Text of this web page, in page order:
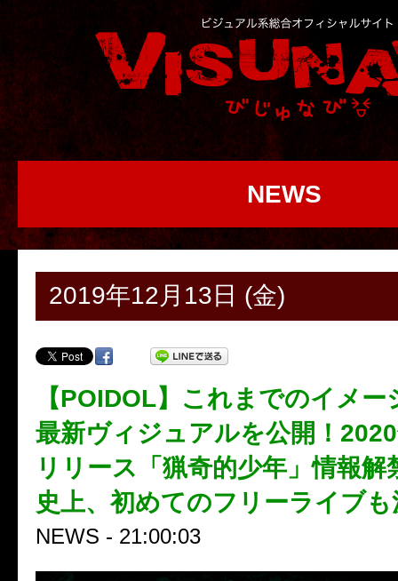
NEWS
2019年12月13日 (金)
【POIDOL】これまでのイメー
最新ヴィジュアルを公開！
リリース「猟奇的少年」情報解
史上、初めてのフリーライブも
NEWS - 21:00:03